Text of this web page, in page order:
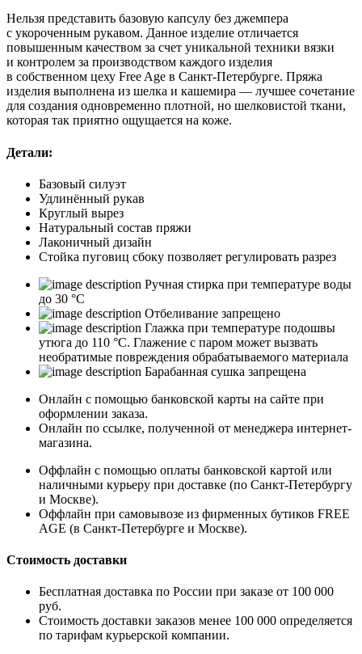
Нельзя представить базовую капсулу без джемпера
с укороченным рукавом. Данное изделие отличается
повышенным качеством за счет уникальной техники вязки
и контролем за производством каждого изделия
в собственном цеху Free Age в Санкт-Петербурге. Пряжа
изделия выполнена из шелка и кашемира — лучшее сочетание
для создания одновременно плотной, но шелковистой ткани,
которая так приятно ощущается на коже.
Детали:
Базовый силуэт
Удлинённый рукав
Круглый вырез
Натуральный состав пряжи
Лаконичный дизайн
Стойка пуговиц сбоку позволяет регулировать разрез
Ручная стирка при температуре воды
до 30 °C
Отбеливание запрещено
Глажка при температуре подошвы
утюга до 110 °C. Глажение с паром может вызвать
необратимые повреждения обрабатываемого материала
Барабанная сушка запрещена
Онлайн с помощью банковской карты на сайте при
оформлении заказа.
Онлайн по ссылке, полученной от менеджера интернет-
магазина.
Оффлайн с помощью оплаты банковской картой или
наличными курьеру при доставке (по Санкт-Петербургу
и Москве).
Оффлайн при самовывозе из фирменных бутиков FREE
AGE (в Санкт-Петербурге и Москве).
Стоимость доставки
Бесплатная доставка по России при заказе от 100 000
руб.
Стоимость доставки заказов менее 100 000 определяется
по тарифам курьерской компании.